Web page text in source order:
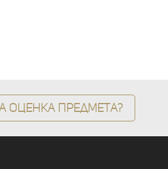
оценка предмета?